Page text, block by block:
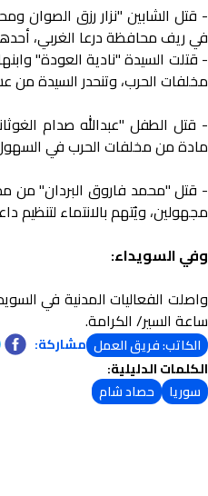
- قتل الشابين "نزار رزق الصوان
في ريف محافظة درعا الغربي،
- قتلت السيدة "نادية العودة"
مخلفات الحرب، وتنحدر السيدة من
مادة من مخلفات الحرب في
- قتل "محمد فاروق البردان" من
مجهولين، ويُتهم بالانتماء لتنظيم
وفي السويداء:
واصلت الفعاليات المدنية في
ساعة السير/ الكرامة.
الكاتب: فريق العمل مشاركة:
الكلمات الدليلية:
سوريا
حصاد شام